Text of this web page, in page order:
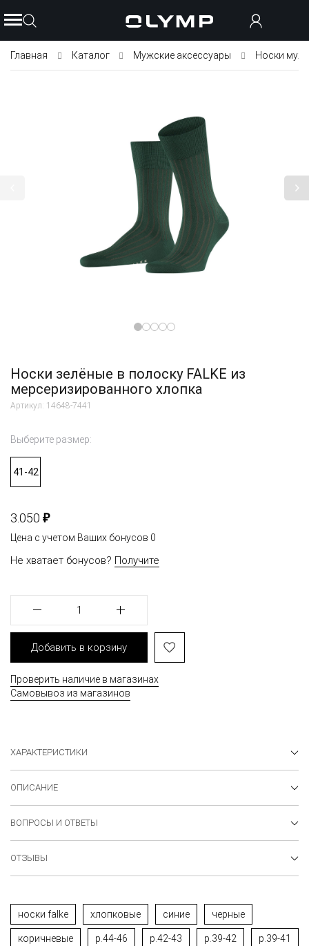
Главная Каталог Мужские аксессуары Носки
Носки зелёные в полоску FALKE из
мерсеризированного хлопка
Артикул: 14648-7441
Выберите размер:
41-42
3.050 ₽
Цена с учетом Ваших бонусов 0
Не хватает бонусов? Получите
1
Добавить в корзину
Проверить наличие в магазинах
Самовывоз из магазинов
ХАРАКТЕРИСТИКИ
ОПИСАНИЕ
ВОПРОСЫ И ОТВЕТЫ
ОТЗЫВЫ
носки falke хлопковые синие черные
коричневые р.44-46 р.42-43 р.39-42 р.39-41